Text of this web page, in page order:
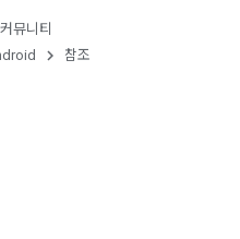
뮤니티
참조